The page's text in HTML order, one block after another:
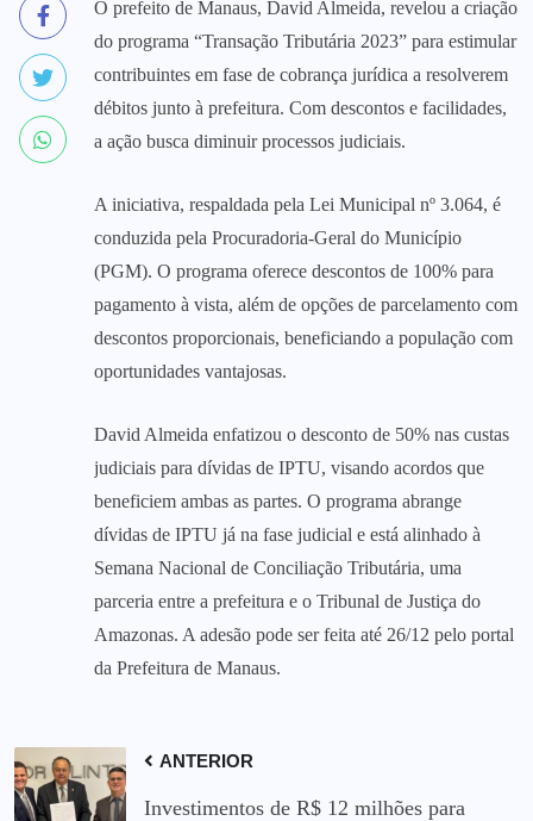
O prefeito de Manaus, David Almeida, revelou a criação
do programa “Transação Tributária 2023” para estimular
contribuintes em fase de cobrança jurídica a resolverem
débitos junto à prefeitura. Com descontos e facilidades,
a ação busca diminuir processos judiciais.
A iniciativa, respaldada pela Lei Municipal nº 3.064, é
conduzida pela Procuradoria-Geral do Município
(PGM). O programa oferece descontos de 100% para
pagamento à vista, além de opções de parcelamento com
descontos proporcionais, beneficiando a população com
oportunidades vantajosas.
David Almeida enfatizou o desconto de 50% nas custas
judiciais para dívidas de IPTU, visando acordos que
beneficiem ambas as partes. O programa abrange
dívidas de IPTU já na fase judicial e está alinhado à
Semana Nacional de Conciliação Tributária, uma
parceria entre a prefeitura e o Tribunal de Justiça do
Amazonas. A adesão pode ser feita até 26/12 pelo portal
da Prefeitura de Manaus.
ANTERIOR
Investimentos de R$ 12 milhões para